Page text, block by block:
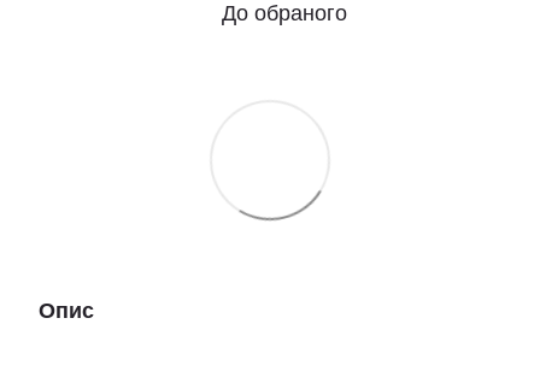
До обраного
Опис